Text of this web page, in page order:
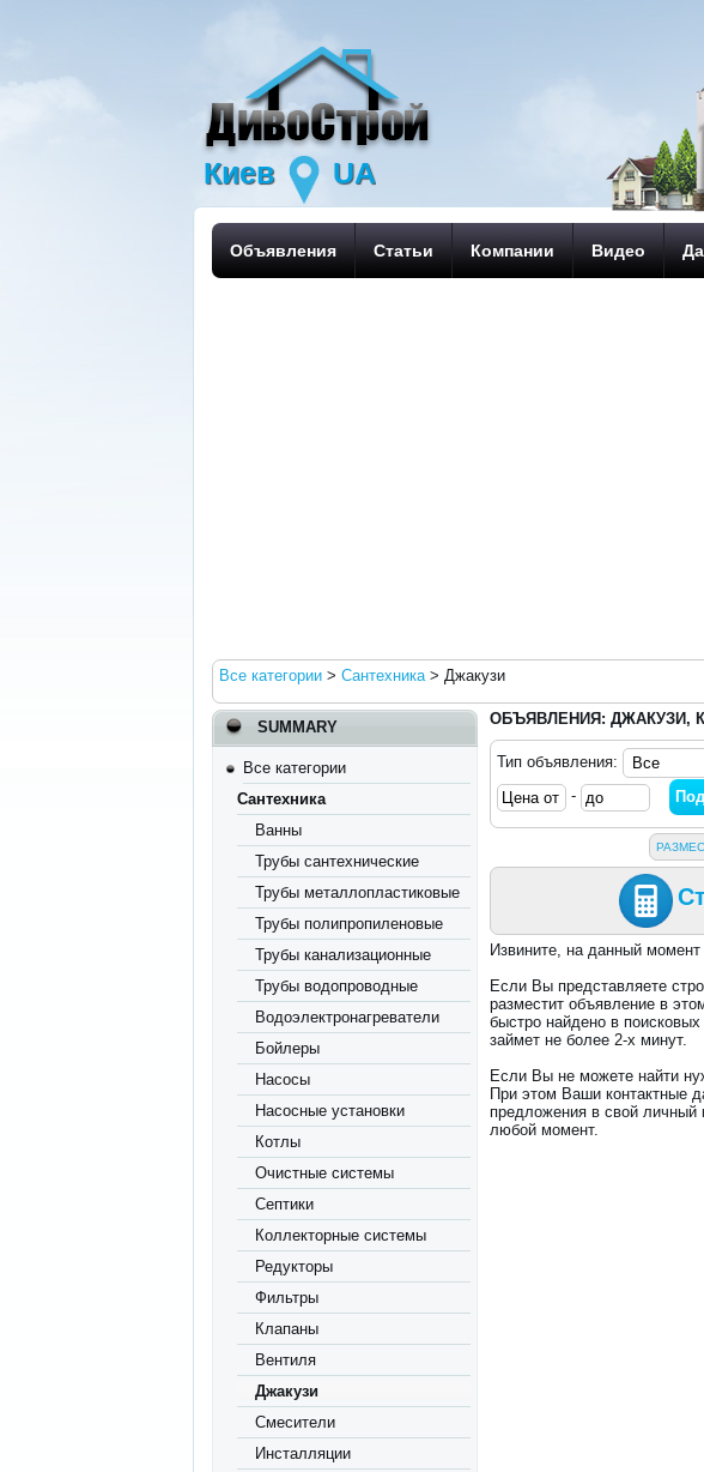
Киев UA
Объявления Статьи Компании Видео
Все категории >Сантехника>Джакузи
SUMMARY
Все категории
Сантехника
Ванны
Трубы сантехнические
Трубы металлопластиковые
Трубы полипропиленовые
Трубы канализационные
Трубы водопроводные
Водоэлектронагреватели
Бойлеры
Насосы
Насосные установки
Котлы
Очистные системы
Септики
Коллекторные системы
Редукторы
Фильтры
Клапаны
Вентиля
Джакузи
Смесители
Инсталляции
ОБЪЯВЛЕНИЯ: ДЖАКУЗИ,
Тип объявления:
-
Извините, на данный
Если Вы представляете
разместит объявление в
быстро найдено в
займет не более 2-х минут.
Если Вы не можете найти
При этом Ваши контактные
предложения в свой личный
любой момент.